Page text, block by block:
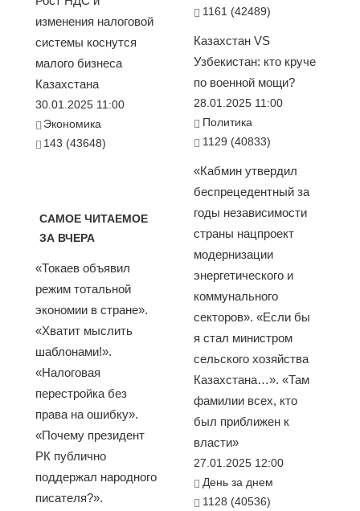
изменения налоговой
системы коснутся
малого бизнеса
Казахстана
30.01.2025 11:00
Экономика
143 (43648)
САМОЕ ЧИТАЕМОЕ
ЗА ВЧЕРА
«Токаев объявил
режим тотальной
экономии в стране».
«Хватит мыслить
шаблонами!».
«Налоговая
перестройка без
права на ошибку».
«Почему президент
РК публично
поддержал народного
писателя?».
1161 (42489)
Казахстан VS
Узбекистан: кто круче
по военной мощи?
28.01.2025 11:00
Политика
1129 (40833)
«Кабмин утвердил
беспрецедентный за
годы независимости
страны нацпроект
модернизации
энергетического и
коммунального
секторов». «Если бы
я стал министром
сельского хозяйства
Казахстана…». «Там
фамилии всех, кто
был приближен к
власти»
27.01.2025 12:00
День за днем
1128 (40536)